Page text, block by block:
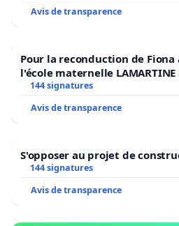
Avis de transparence
Pour la reconduction de
l'école maternelle LAMARTINE
2026/2027
144 signatures
Avis de transparence
S'opposer au projet de
144 signatures
Avis de transparence